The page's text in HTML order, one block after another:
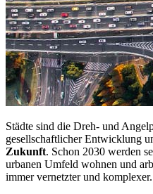
Städte sind die Dreh- und
gesellschaftlicher Entwicklung
Zukunft. Schon 2030 werden
urbanen Umfeld wohnen und
immer vernetzter und komplexer.